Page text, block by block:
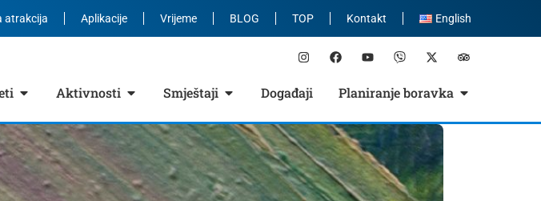
atrakcija Aplikacije Vrijeme BLOG TOP Kontakt English
Aktivnosti Smještaji Događaji Planiranje boravka